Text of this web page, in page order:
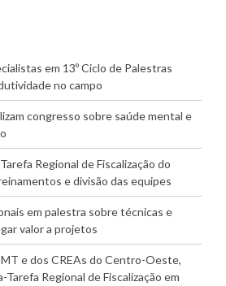
em 13º Ciclo de Palestras
no campo
congresso sobre saúde mental e
Regional de Fiscalização do
e divisão das equipes
em palestra sobre técnicas e
valor a projetos
e dos CREAs do Centro-Oeste,
Tarefa Regional de Fiscalização em